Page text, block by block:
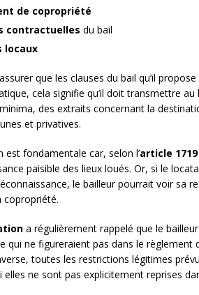
de copropriété
contractuelles du bail
locaux
que les clauses du bail qu’il
cela signifie qu’il doit transmettre
des extraits concernant la
et privatives.
est fondamentale car, selon l’article
paisible des lieux loués. Or, si le
le bailleur pourrait voir sa
copropriété.
a régulièrement rappelé que le
qui ne figureraient pas dans le règlement
toutes les restrictions légitimes
ne sont pas explicitement reprises